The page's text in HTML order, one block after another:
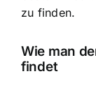
zu finden.
Wie man
findet